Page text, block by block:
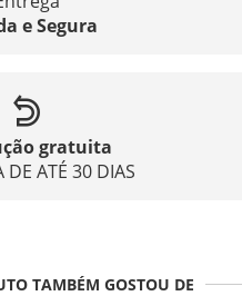
e Segura
gratuita
DE ATÉ 30 DIAS
TAMBÉM GOSTOU DE